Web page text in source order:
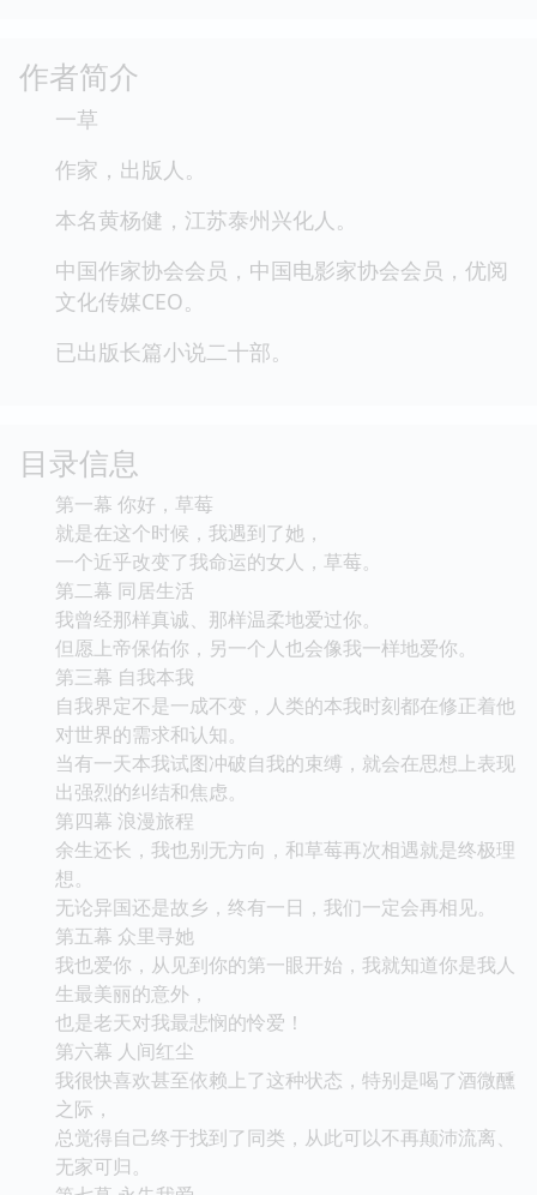
作者简介
一草
作家，出版人。
本名黄杨健，江苏泰州兴化人。
中国作家协会会员，中国电影家协会会员，优阅
文化传媒CEO。
已出版长篇小说二十部。
目录信息
第一幕 你好，草莓
就是在这个时候，我遇到了她，
一个近乎改变了我命运的女人，草莓。
第二幕 同居生活
我曾经那样真诚、那样温柔地爱过你。
但愿上帝保佑你，另一个人也会像我一样地爱你。
第三幕 自我本我
自我界定不是一成不变，人类的本我时刻都在修正着他
对世界的需求和认知。
当有一天本我试图冲破自我的束缚，就会在思想上表现
出强烈的纠结和焦虑。
第四幕 浪漫旅程
余生还长，我也别无方向，和草莓再次相遇就是终极理
想。
无论异国还是故乡，终有一日，我们一定会再相见。
第五幕 众里寻她
我也爱你，从见到你的第一眼开始，我就知道你是我人
生最美丽的意外，
也是老天对我最悲悯的怜爱！
第六幕 人间红尘
我很快喜欢甚至依赖上了这种状态，特别是喝了酒微醺
之际，
总觉得自己终于找到了同类，从此可以不再颠沛流离、
无家可归。